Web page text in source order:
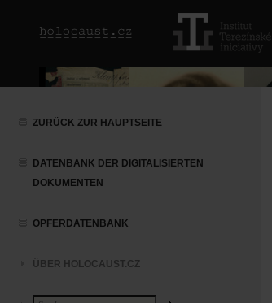
ZURÜCK ZUR HAUPTSEITE
DATENBANK DER DIGITALISIERTEN
DOKUMENTEN
OPFERDATENBANK
ÜBER HOLOCAUST.CZ